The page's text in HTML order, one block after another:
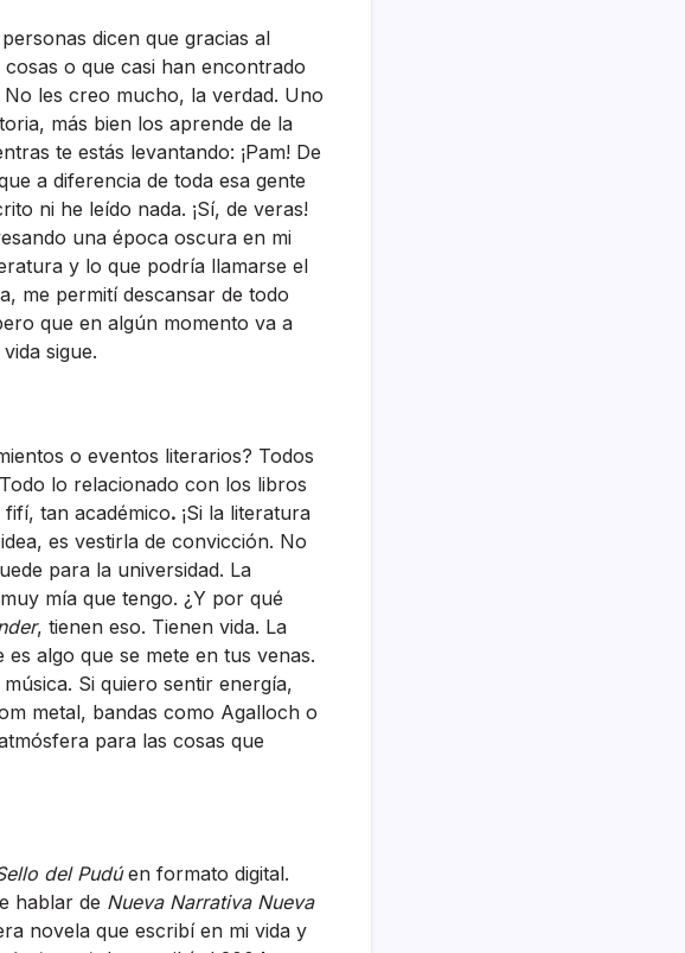
dicen que gracias al
o que casi han encontrado
les creo mucho, la verdad. Uno
más bien los aprende de la
te estás levantando: ¡Pam! De
a diferencia de toda esa gente
ni he leído nada. ¡Sí, de veras!
una época oscura en mi
y lo que podría llamarse el
me permití descansar de todo
que en algún momento va a
sigue.
o eventos literarios? Todos
lo relacionado con los libros
tan académico. ¡Si la literatura
es vestirla de convicción. No
para la universidad. La
mía que tengo. ¿Y por qué
, tienen eso. Tienen vida. La
algo que se mete en tus venas.
Si quiero sentir energía,
metal, bandas como Agalloch o
para las cosas que
del Pudúen formato digital.
hablar de Nueva Narrativa Nueva
novela que escribí en mi vida y